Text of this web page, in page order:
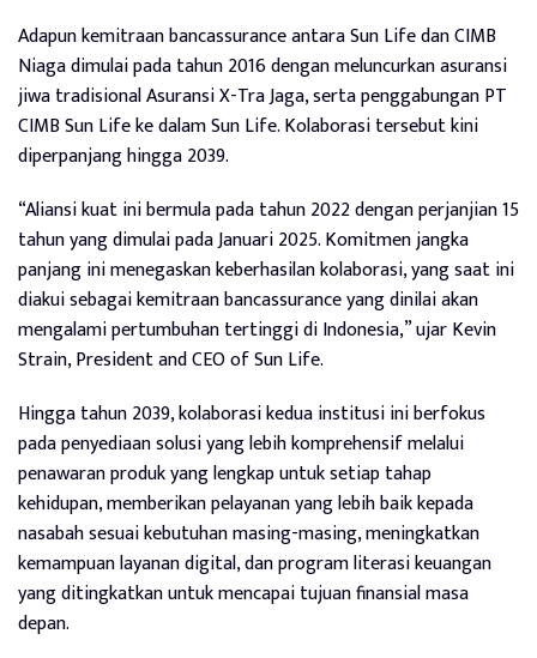
Adapun kemitraan bancassurance antara Sun Life dan CIMB
Niaga dimulai pada tahun 2016 dengan meluncurkan asuransi
jiwa tradisional Asuransi X-Tra Jaga, serta penggabungan PT
CIMB Sun Life ke dalam Sun Life. Kolaborasi tersebut kini
diperpanjang hingga 2039.
“Aliansi kuat ini bermula pada tahun 2022 dengan perjanjian 15
tahun yang dimulai pada Januari 2025. Komitmen jangka
panjang ini menegaskan keberhasilan kolaborasi, yang saat ini
diakui sebagai kemitraan bancassurance yang dinilai akan
mengalami pertumbuhan tertinggi di Indonesia,” ujar Kevin
Strain, President and CEO of Sun Life.
Hingga tahun 2039, kolaborasi kedua institusi ini berfokus
pada penyediaan solusi yang lebih komprehensif melalui
penawaran produk yang lengkap untuk setiap tahap
kehidupan, memberikan pelayanan yang lebih baik kepada
nasabah sesuai kebutuhan masing-masing, meningkatkan
kemampuan layanan digital, dan program literasi keuangan
yang ditingkatkan untuk mencapai tujuan finansial masa
depan.